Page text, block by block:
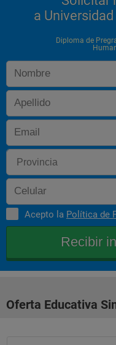
a
Diploma de
Acepto la Política de
Oferta Educativa